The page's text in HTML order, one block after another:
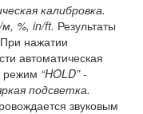
калибровка.
%, in/ft. Результаты
При нажатии
автоматическая
режим “HOLD”-
подсветка.
звуковым